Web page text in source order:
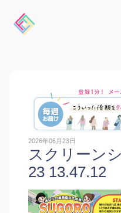
2026年06月23日
スクリーン
23 13.47.12